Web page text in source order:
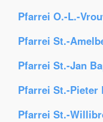
Pfarrei O.-L.-
Pfarrei St.-
Pfarrei St.-Jan
Pfarrei St.-Pieter
Pfarrei St.-